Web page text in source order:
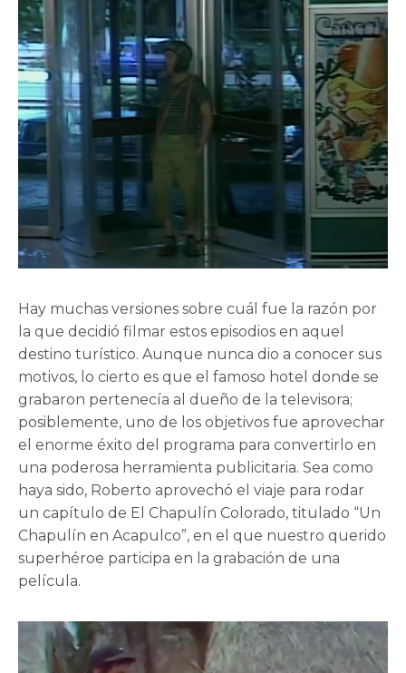
Hay muchas versiones sobre cuál fue la razón por
la que decidió filmar estos episodios en aquel
destino turístico. Aunque nunca dio a conocer sus
motivos, lo cierto es que el famoso hotel donde se
grabaron pertenecía al dueño de la televisora;
posiblemente, uno de los objetivos fue aprovechar
el enorme éxito del programa para convertirlo en
una poderosa herramienta publicitaria. Sea como
haya sido, Roberto aprovechó el viaje para rodar
un capítulo de El Chapulín Colorado, titulado “Un
Chapulín en Acapulco”, en el que nuestro querido
superhéroe participa en la grabación de una
película.